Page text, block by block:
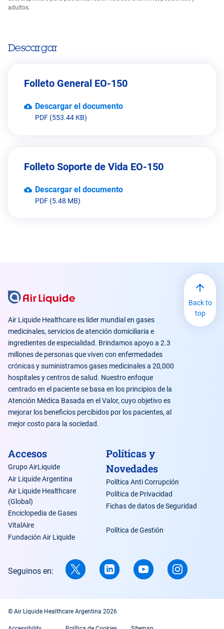
adultos.
Descargar
Folleto General EO-150
Descargar el documento
PDF (553.44 KB)
Folleto Soporte de Vida EO-150
Descargar el documento
PDF (5.48 MB)
Air Liquide Healthcare es líder mundial en gases
medicinales, servicios de atención domiciliaria e
ingredientes de especialidad. Brindamos apoyo a 2.3
millones de personas que viven con enfermedades
crónicas y suministramos gases medicinales a 20,000
hospitales y centros de salud. Nuestro enfoque
centrado en el paciente se basa en los principios de la
Atención Médica Basada en el Valor, cuyo objetivo es
mejorar los beneficios percibidos por los pacientes, al
mejor costo para la sociedad.
Accesos
Grupo AirLiquide
Air Liquide Argentina
Air Liquide Healthcare
(Global)
Enciclopedia de Gases
VitalAire
Fundación Air Liquide
Políticas y
Novedades
Política Anti Corrupción
Política de Privacidad
Fichas de datos de Seguridad
Política de Gestión
Seguinos en:
Back to
top
© Air Liquide Healthcare Argentina 2026